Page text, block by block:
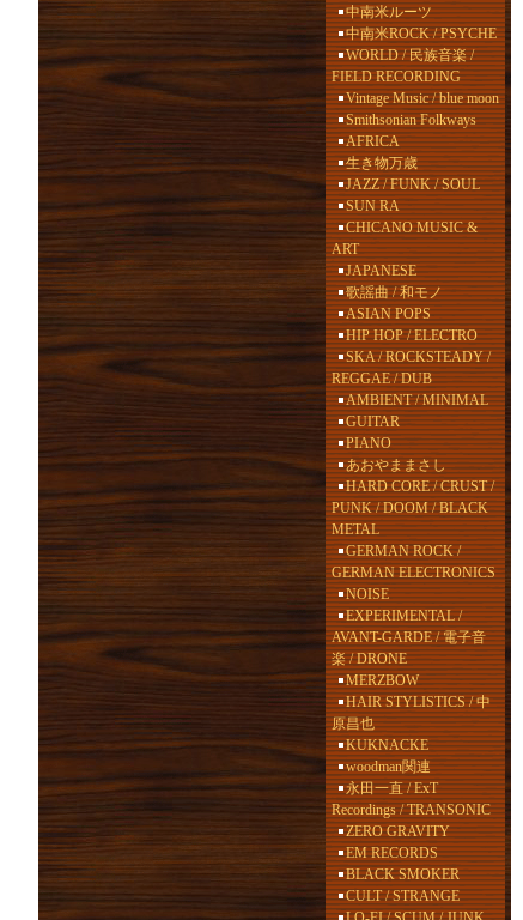
中南米ルーツ
中南米ROCK / PSYCHE
WORLD / 民族音楽 /
FIELD RECORDING
Vintage Music / blue moon
Smithsonian Folkways
AFRICA
生き物万歳
JAZZ / FUNK / SOUL
SUN RA
CHICANO MUSIC &
ART
JAPANESE
歌謡曲 / 和モノ
ASIAN POPS
HIP HOP / ELECTRO
SKA / ROCKSTEADY /
REGGAE / DUB
AMBIENT / MINIMAL
GUITAR
PIANO
あおやままさし
HARD CORE / CRUST /
PUNK / DOOM / BLACK
METAL
GERMAN ROCK /
GERMAN ELECTRONICS
NOISE
EXPERIMENTAL /
AVANT-GARDE / 電子音
楽 / DRONE
MERZBOW
HAIR STYLISTICS / 中
原昌也
KUKNACKE
woodman関連
永田一直 / ExT
Recordings / TRANSONIC
ZERO GRAVITY
EM RECORDS
BLACK SMOKER
CULT / STRANGE